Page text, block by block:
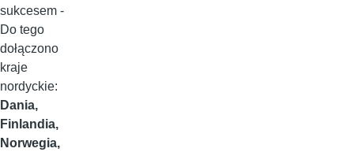
sukcesem -
Do tego
dołączono
kraje
nordyckie:
Dania,
Finlandia,
Norwegia,